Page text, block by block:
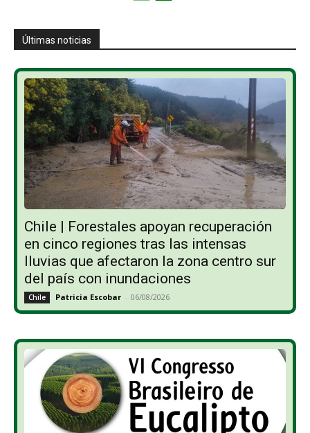
Últimas noticias
Chile | Forestales apoyan recuperación
en cinco regiones tras las intensas
lluvias que afectaron la zona centro sur
del país con inundaciones
Chile Patricia Escobar - 06/08/2026